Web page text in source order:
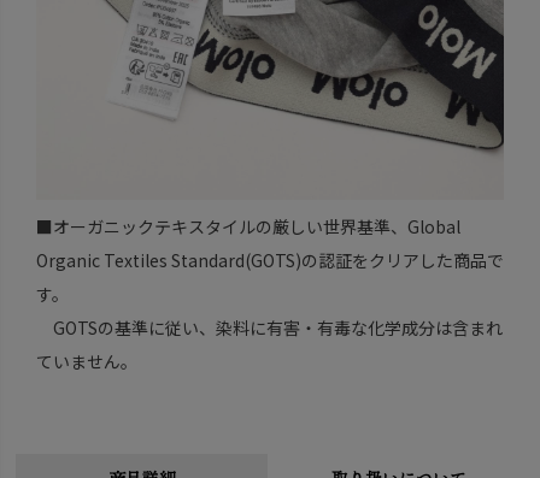
■オーガニックテキスタイルの厳しい世界基準、Global
Organic Textiles Standard(GOTS)の認証をクリアした商品で
す。
GOTSの基準に従い、染料に有害・有毒な化学成分は含まれ
ていません。